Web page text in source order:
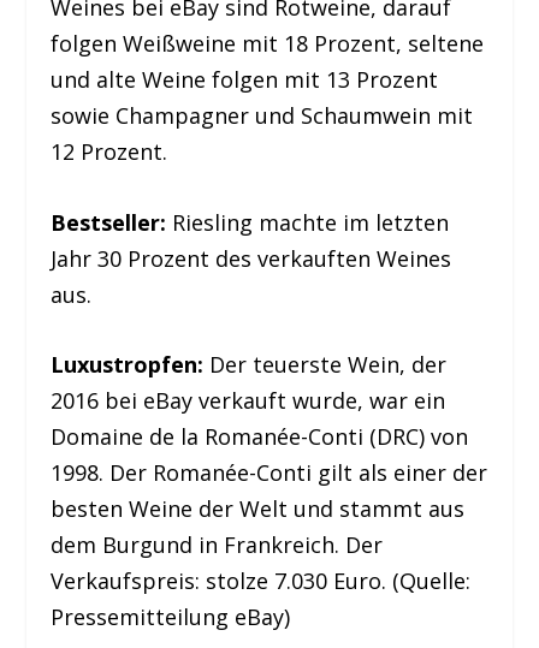
Weines bei eBay sind Rotweine, darauf
folgen Weißweine mit 18 Prozent, seltene
und alte Weine folgen mit 13 Prozent
sowie Champagner und Schaumwein mit
12 Prozent.
Bestseller: Riesling machte im letzten
Jahr 30 Prozent des verkauften Weines
aus.
Luxustropfen: Der teuerste Wein, der
2016 bei eBay verkauft wurde, war ein
Domaine de la Romanée-Conti (DRC) von
1998. Der Romanée-Conti gilt als einer der
besten Weine der Welt und stammt aus
dem Burgund in Frankreich. Der
Verkaufspreis: stolze 7.030 Euro. (Quelle:
Pressemitteilung eBay)